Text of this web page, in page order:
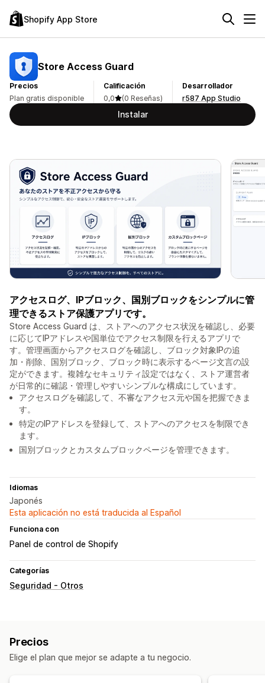
Shopify App Store
Store Access Guard
Precios
Plan gratis disponible
Calificación
0,0
(0 Reseñas)
Desarrollador
r587 App Studio
Instalar
アクセスログ、IPブロック、国別ブロックをシンプルに管
理できるストア保護アプリです。
Store Access Guard は、ストアへのアクセス状況を確認し、必要
に応じてIPアドレスや国単位でアクセス制限を行えるアプリで
す。管理画面からアクセスログを確認し、ブロック対象IPの追
加・削除、国別ブロック、ブロック時に表示するページ文言の設
定ができます。複雑なセキュリティ設定ではなく、ストア運営者
が日常的に確認・管理しやすいシンプルな構成にしています。
アクセスログを確認して、不審なアクセス元や国を把握できま
す。
特定のIPアドレスを登録して、ストアへのアクセスを制限でき
ます。
国別ブロックとカスタムブロックページを管理できます。
Idiomas
Japonés
Esta aplicación no está traducida al Español
Funciona con
Panel de control de Shopify
Categorías
Seguridad - Otros
Precios
Elige el plan que mejor se adapte a tu negocio.